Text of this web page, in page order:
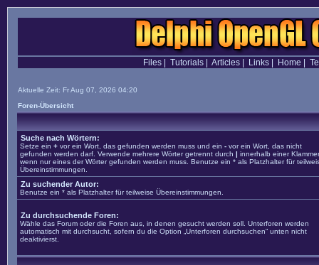
Files| Tutorials| Articles| Links| Home
Aktuelle Zeit: Fr Aug 07, 2026 04:20
Foren-Übersicht
Suche nach Wörtern:
Setze ein + vor ein Wort, das gefunden werden muss und ein - vor ein Wort, das nicht
gefunden werden darf. Verwende mehrere Wörter getrennt durch | innerhalb einer
wenn nur eines der Wörter gefunden werden muss. Benutze ein * als Platzhalter für
Übereinstimmungen.
Zu suchender Autor:
Benutze ein * als Platzhalter für teilweise Übereinstimmungen.
Zu durchsuchende Foren:
Wähle das Forum oder die Foren aus, in denen gesucht werden soll. Unterforen werden
automatisch mit durchsucht, sofern du die Option „Unterforen durchsuchen“ unten nicht
deaktivierst.